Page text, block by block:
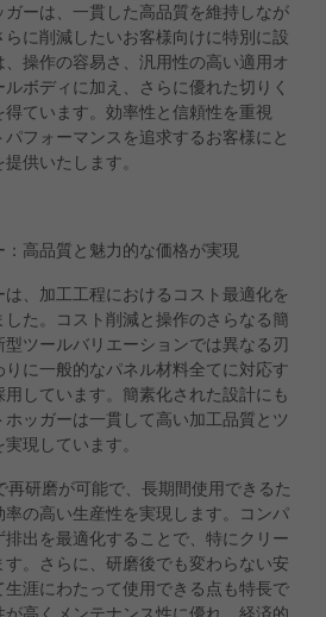
เทศไทย
ーは、一貫した高品質を維持しなが
に削減したいお客様向けに特別に設
操作の容易さ、汎用性の高い適用オ
ボディに加え、さらに優れた切りく
ています。効率性と信頼性を重視
フォーマンスを追求するお客様にと
供いたします。
高品質と魅力的な価格が実現
、加工工程におけるコスト最適化を
た。コスト削減と操作のさらなる簡
ツールバリエーションでは異なる刃
に一般的なパネル材料全てに対応す
しています。簡素化された設計にも
ッガーは一貫して高い加工品質とツ
現しています。
再研磨が可能で、長期間使用できるた
の高い生産性を実現します。コンパ
出を最適化することで、特にクリー
。さらに、研磨後でも変わらない安
涯にわたって使用できる点も特長で
高くメンテナンス性に優れ、経済的